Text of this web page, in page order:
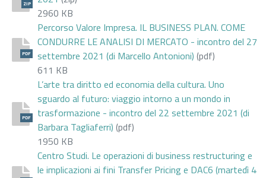
ZIP
2960 KB
PDF
Percorso Valore Impresa. IL BUSINESS PLAN. COME
CONDURRE LE ANALISI DI MERCATO - incontro del 27
settembre 2021 (di Marcello Antonioni) (pdf)
611 KB
PDF
L’arte tra diritto ed economia della cultura. Uno
sguardo al futuro: viaggio intorno a un mondo in
trasformazione - incontro del 22 settembre 2021 (di
Barbara Tagliaferri) (pdf)
1950 KB
Centro Studi. Le operazioni di business restructuring e
le implicazioni ai fini Transfer Pricing e DAC6 (martedì 4